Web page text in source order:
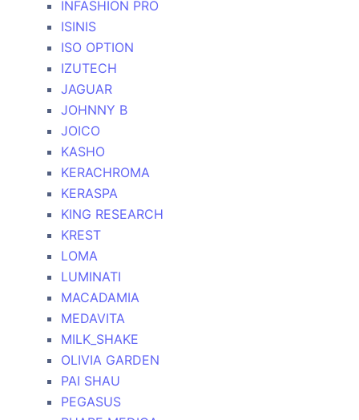
INFASHION PRO
ISINIS
ISO OPTION
IZUTECH
JAGUAR
JOHNNY B
JOICO
KASHO
KERACHROMA
KERASPA
KING RESEARCH
KREST
LOMA
LUMINATI
MACADAMIA
MEDAVITA
MILK_SHAKE
OLIVIA GARDEN
PAI SHAU
PEGASUS